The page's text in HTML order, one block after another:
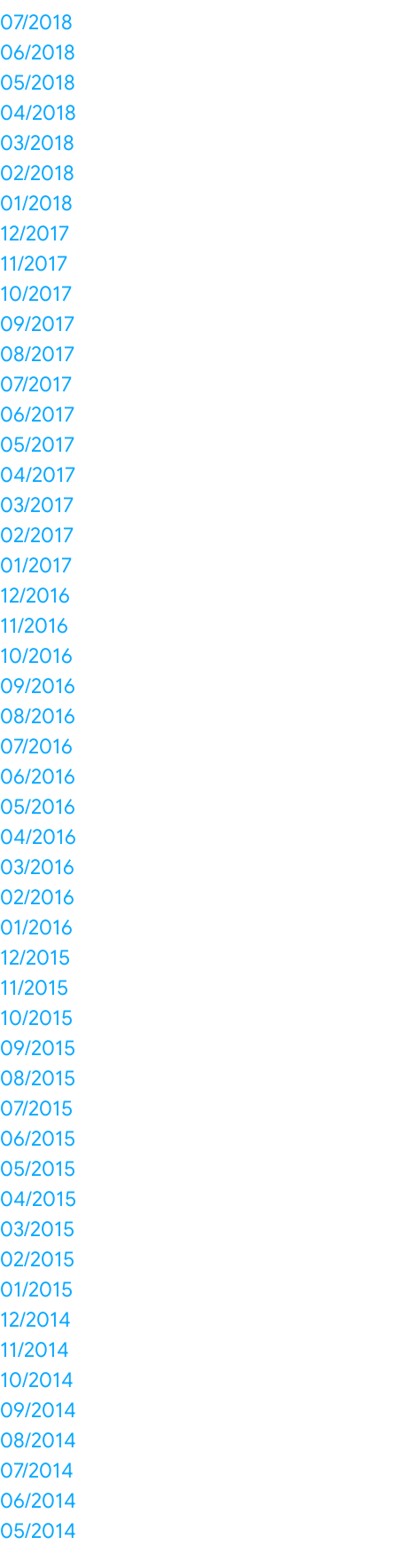
07/2018
06/2018
05/2018
04/2018
03/2018
02/2018
01/2018
12/2017
11/2017
10/2017
09/2017
08/2017
07/2017
06/2017
05/2017
04/2017
03/2017
02/2017
01/2017
12/2016
11/2016
10/2016
09/2016
08/2016
07/2016
06/2016
05/2016
04/2016
03/2016
02/2016
01/2016
12/2015
11/2015
10/2015
09/2015
08/2015
07/2015
06/2015
05/2015
04/2015
03/2015
02/2015
01/2015
12/2014
11/2014
10/2014
09/2014
08/2014
07/2014
06/2014
05/2014